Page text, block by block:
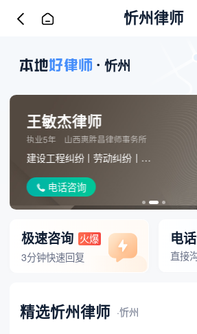
忻州律师
忻州
王敏杰律师
执业5年 山西惠胜昌律师事务所
建设工程纠纷 劳动纠纷 刑事辩护
电话咨询
极速咨询 火爆
3分钟快速回复
电
直接
精选忻州律师 ·忻州